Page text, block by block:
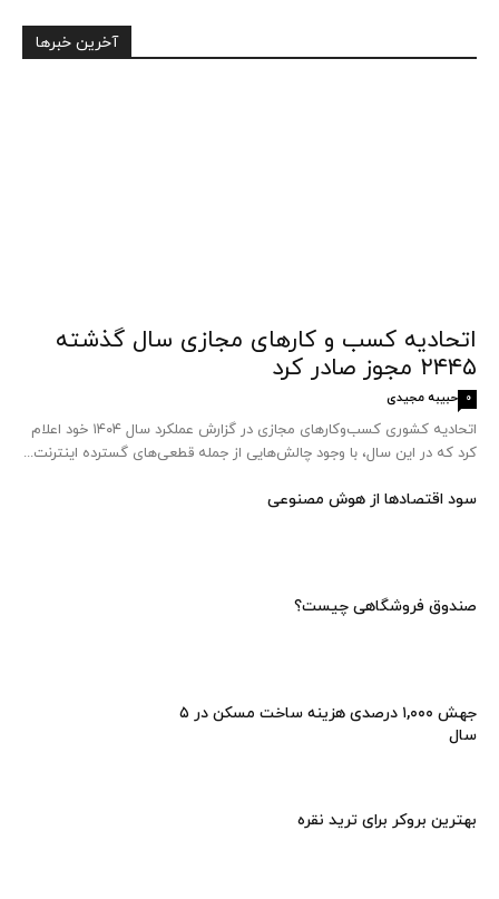
آخرین خبرها
اتحادیه کسب‌ و کارهای مجازی سال گذشته
۲۴۴۵ مجوز صادر کرد
حبیبه مجیدی 0
اتحادیه کشوری کسب‌وکارهای مجازی در گزارش عملکرد سال ۱۴۰۴ خود اعلام
کرد که در این سال، با وجود چالش‌هایی از جمله قطعی‌های گسترده اینترنت...
سود اقتصاد‌ها از هوش مصنوعی
صندوق فروشگاهی چیست؟
جهش ۱,۰۰۰ درصدی هزینه ساخت مسکن در ۵
سال
بهترین بروکر برای ترید نقره